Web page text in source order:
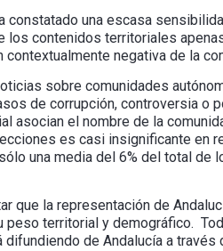
constatado una escasa
los contenidos territoriales
contextualmente negativa de la
sobre comunidades
de corrupción, controversia o
asocian el nombre de la
es casi insignificante en
una media del 6% del total
que la representación de
peso territorial y demográfico.
difundiendo de Andalucía a